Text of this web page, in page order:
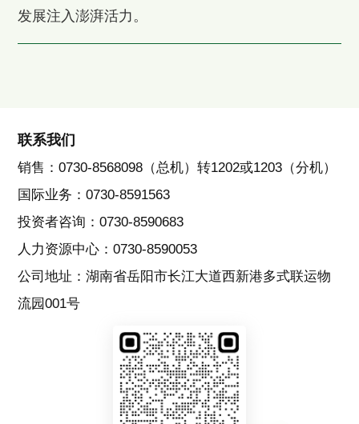
发展注入澎湃活力。
联系我们
销售：0730-8568098（总机）转1202或1203（分机）
国际业务：0730-8591563
投资者咨询：0730-8590683
人力资源中心：0730-8590053
公司地址：湖南省岳阳市长江大道西新港多式联运物
流园001号